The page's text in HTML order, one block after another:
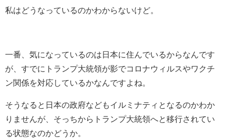
私はどうなっているのかわからないけど。
一番、気になっているのは日本に住んでいるからなんです
が、すでにトランプ大統領が影でコロナウィルスやワクチ
ン関係を対応しているかなんですよね。
そうなると日本の政府などもイルミナティとなるのかわか
りませんが、そっちからトランプ大統領へと移行されてい
る状態なのかどうか。